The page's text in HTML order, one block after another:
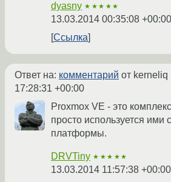
dyasny ★★★★★
13.03.2014 00:35:08 +00:00
Ссылка
Ответ на: комментарий от kerneliq
17:28:31 +00:00
Proxmox VE - это
просто используется ими
платформы.
DRVTiny ★★★★★
13.03.2014 11:57:38 +00:00